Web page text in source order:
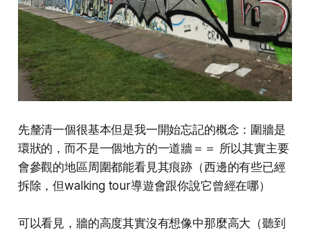
先釐清一個很基本但是我一開始忘記的概念：圍牆是
環狀的，而不是一個地方的一道牆＝＝ 所以其實主要
會參觀的地區周圍都能看見其痕跡（西邊的有些已經
拆除，但walking tour導遊會跟你說它曾經在哪）
可以看見，牆的高度其實沒有想像中那麼高大（聽到